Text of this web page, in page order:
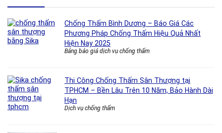
Chống Thấm Bình Dương – Báo Giá Các
Phương Pháp Chống Thấm Hiệu Quả Nhất
Hiện Nay 2025
Bảng báo giá dịch vụ chống thấm
Thi Công Chống Thấm Sân Thượng tại
TPHCM – Bền Lâu Trên 10 Năm, Bảo Hành Dài
Hạn
Dịch vụ chống thấm